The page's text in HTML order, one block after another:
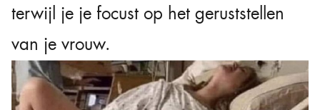
terwijl je je focust op het geruststellen
van je vrouw.